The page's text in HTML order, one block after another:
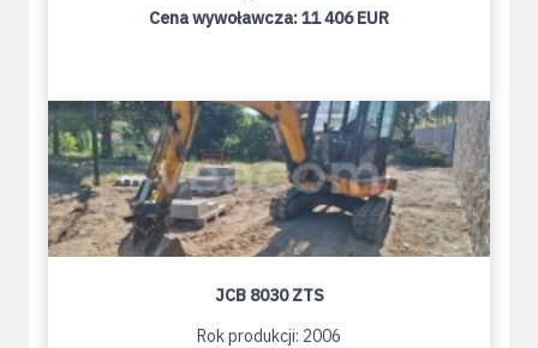
Cena wywoławcza:11 406 EUR
JCB 8030 ZTS
Rok produkcji: 2006